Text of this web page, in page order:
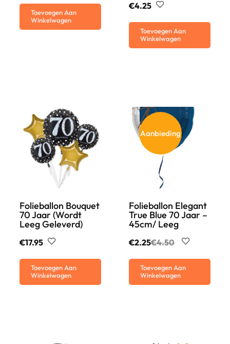
Toevoegen Aan
Winkelwagen
€4.25
Toevoegen Aan
Winkelwagen
Folieballon Bouquet
70 Jaar (wordt
Leeg Geleverd)
€17.95
Toevoegen Aan
Winkelwagen
Aanbieding
Folieballon Elegant
True Blue 70 Jaar –
45cm/ Leeg
€4.50
€2.25
Toevoegen Aan
Winkelwagen